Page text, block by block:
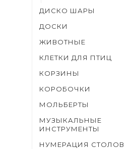
ДИСКО ШАРЫ
ДОСКИ
ЖИВОТНЫЕ
КЛЕТКИ ДЛЯ ПТИЦ
КОРЗИНЫ
КОРОБОЧКИ
МОЛЬБЕРТЫ
МУЗЫКАЛЬНЫЕ
ИНСТРУМЕНТЫ
НУМЕРАЦИЯ СТОЛОВ